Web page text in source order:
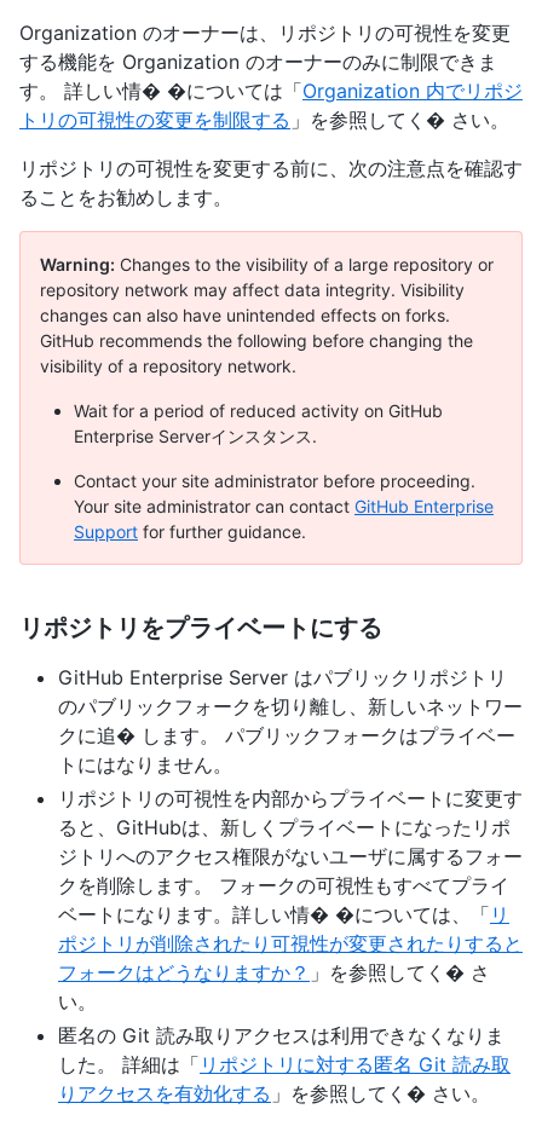
Organization のオーナーは、リポジトリの可視性を変更
する機能を Organization のオーナーのみに制限できま
す。 詳しい情� �については「Organization 内でリポジ
トリの可視性の変更を制限する 」を参照してく� さい。
リポジトリの可視性を変更する前に、次の注意点を確認す
ることをお勧めします。
Warning: Changes to the visibility of a large repository or
repository network may affect data integrity. Visibility
changes can also have unintended effects on forks.
GitHub recommends the following before changing the
visibility of a repository network.
Wait for a period of reduced activity on GitHub
Enterprise Serverインスタンス.
Contact your site administrator before proceeding.
Your site administrator can contact GitHub Enterprise
Support for further guidance.
リポジトリをプライベートにする
GitHub Enterprise Server はパブリックリポジトリ
のパブリックフォークを切り離し、新しいネットワー
クに追� します。 パブリックフォークはプライベー
トにはなりません。
リポジトリの可視性を内部からプライベートに変更す
ると、GitHubは、新しくプライベートになったリポ
ジトリへのアクセス権限がないユーザに属するフォー
クを削除します。 フォークの可視性もすべてプライ
ベートになります。詳しい情� �については、「 リ
ポジトリが削除されたり可視性が変更されたりすると
フォークはどうなりますか？ 」を参照してく� さ
い。
匿名の Git 読み取りアクセスは利用できなくなりま
した。 詳細は「 リポジトリに対する匿名 Git 読み取
りアクセスを有効化する 」を参照してく� さい。